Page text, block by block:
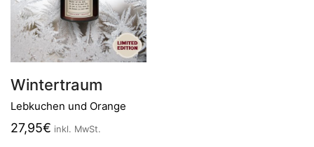
Wintertraum
Lebkuchen und Orange
27,95€ inkl. MwSt.